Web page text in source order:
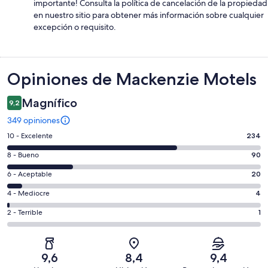
importante! Consulta la política de cancelación de la propiedad
en nuestro sitio para obtener más información sobre cualquier
excepción o requisito.
Opiniones
Opiniones de Mackenzie Motels
9,2 Magnífico
349 opiniones
Evaluación:
10
-
Excelente.
234
de
349
opiniones
10 - Excelente 234
Evaluación:
8
-
Bueno.
90
de
349
opiniones
8 - Bueno 90
Evaluación:
6
-
Aceptable.
20
opiniones
6 - Aceptable 20
Evaluación:
4
-
4 - Mediocre 4
Evaluación:
2
2 - Terrible 1
9,6 8,4 9,4